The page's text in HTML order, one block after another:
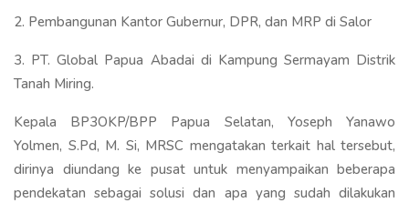
2. Pembangunan Kantor Gubernur, DPR, dan MRP di Salor
3. PT. Global Papua Abadai di Kampung Sermayam Distrik
Tanah Miring.
Kepala BP3OKP/BPP Papua Selatan, Yoseph Yanawo
Yolmen, S.Pd, M. Si, MRSC mengatakan terkait hal tersebut,
dirinya diundang ke pusat untuk menyampaikan beberapa
pendekatan sebagai solusi dan apa yang sudah dilakukan